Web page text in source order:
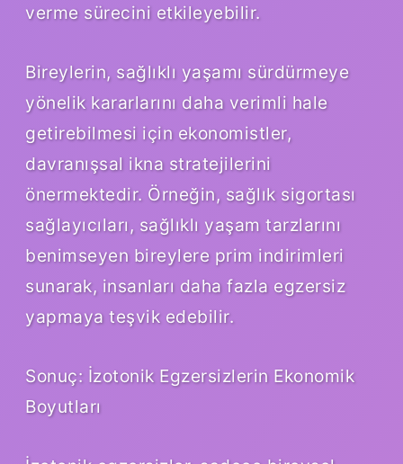
verme sürecini etkileyebilir.
Bireylerin, sağlıklı yaşamı sürdürmeye
yönelik kararlarını daha verimli hale
getirebilmesi için ekonomistler,
davranışsal ikna stratejilerini
önermektedir. Örneğin, sağlık sigortası
sağlayıcıları, sağlıklı yaşam tarzlarını
benimseyen bireylere prim indirimleri
sunarak, insanları daha fazla egzersiz
yapmaya teşvik edebilir.
Sonuç: İzotonik Egzersizlerin Ekonomik
Boyutları